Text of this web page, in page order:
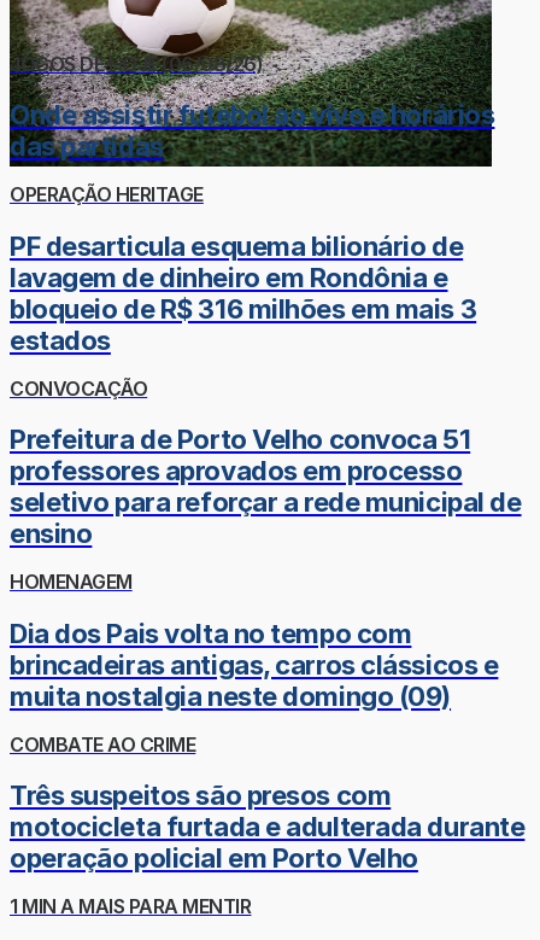
JOGOS DE HOJE (06/08/26)
Onde assistir futebol ao vivo e horários
das partidas
OPERAÇÃO HERITAGE
PF desarticula esquema bilionário de
lavagem de dinheiro em Rondônia e
bloqueio de R$ 316 milhões em mais 3
estados
CONVOCAÇÃO
Prefeitura de Porto Velho convoca 51
professores aprovados em processo
seletivo para reforçar a rede municipal de
ensino
HOMENAGEM
Dia dos Pais volta no tempo com
brincadeiras antigas, carros clássicos e
muita nostalgia neste domingo (09)
COMBATE AO CRIME
Três suspeitos são presos com
motocicleta furtada e adulterada durante
operação policial em Porto Velho
1 MIN A MAIS PARA MENTIR